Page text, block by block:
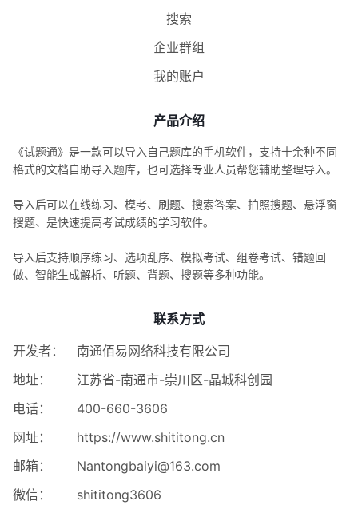
搜索
企业群组
我的账户
产品介绍
《试题通》是一款可以导入自己题库的手机软件，支持十余种不同
格式的文档自助导入题库，也可选择专业人员帮您辅助整理导入。
导入后可以在线练习、模考、刷题、搜索答案、拍照搜题、悬浮窗
搜题、是快速提高考试成绩的学习软件。
导入后支持顺序练习、选项乱序、模拟考试、组卷考试、错题回
做、智能生成解析、听题、背题、搜题等多种功能。
联系方式
开发者：
南通佰易网络科技有限公司
地址：
江苏省-南通市-崇川区-晶城科创园
电话：
400-660-3606
网址：
https://www.shititong.cn
邮箱：
Nantongbaiyi@163.com
微信：
shititong3606